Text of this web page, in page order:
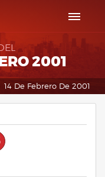
2001
14 De Febrero De 2001